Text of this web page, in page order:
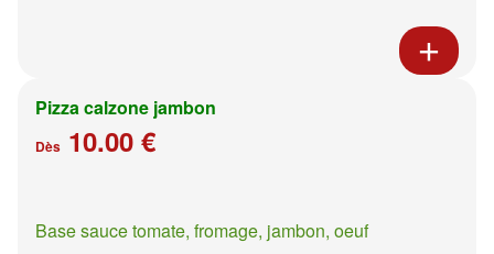
Pizza calzone jambon
Dès 10.00 €
Base sauce tomate, fromage, jambon, oeuf